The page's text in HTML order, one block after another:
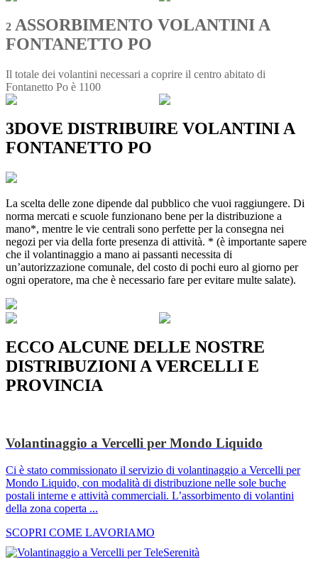
2 ASSORBIMENTO VOLANTINI A
FONTANETTO PO
Il totale dei volantini necessari a coprire il centro abitato di
Fontanetto Po è 1100
3DOVE DISTRIBUIRE VOLANTINI A
FONTANETTO PO
La scelta delle zone dipende dal pubblico che vuoi raggiungere. Di
norma mercati e scuole funzionano bene per la distribuzione a
mano*, mentre le vie centrali sono perfette per la consegna nei
negozi per via della forte presenza di attività. * (è importante sapere
che il volantinaggio a mano ai passanti necessita di
un’autorizzazione comunale, del costo di pochi euro al giorno per
ogni operatore, ma che è necessario fare per evitare multe salate).
ECCO ALCUNE DELLE NOSTRE
DISTRIBUZIONI A VERCELLI E
PROVINCIA
Volantinaggio a Vercelli per Mondo Liquido
Ci è stato commissionato il servizio di volantinaggio a Vercelli per
Mondo Liquido, con modalità di distribuzione nelle sole buche
postali interne e attività commerciali. L’assorbimento di volantini
della zona coperta ...
SCOPRI COME LAVORIAMO